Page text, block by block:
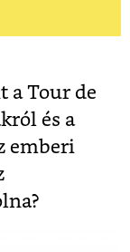
a Tour de
és a
emberi